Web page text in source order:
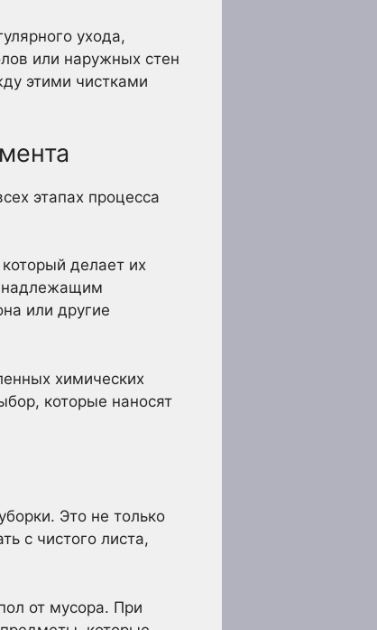
ухода,
или наружных стен
этими чистками
этапах процесса
делает их
надлежащим
или другие
химических
которые наносят
Это не только
с чистого листа,
от мусора. При